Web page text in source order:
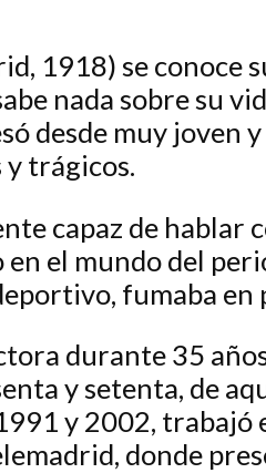
1918) se conoce
nada sobre su
desde muy joven
y trágicos.
capaz de hablar
en el mundo del
fumaba en
durante 35
y setenta, de
y 2002, trabajó
donde